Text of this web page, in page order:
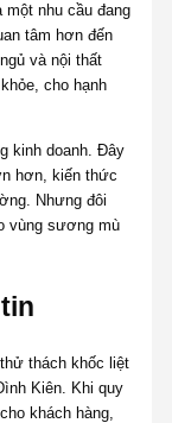
một nhu cầu đang
tâm hơn đến
và nội thất
cho hạnh
kinh doanh. Đây
hơn, kiến thức
Nhưng đôi
vùng sương mù
thách khốc liệt
Kiên. Khi quy
khách hàng,